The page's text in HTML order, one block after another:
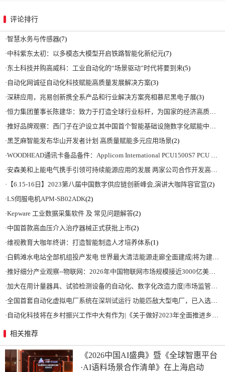
评论排行
·智慧水务与传感器(7)
·中科紫东太初：以多模态大模型开启铁路智能化新纪元(7)
·东土科技并购高威科：工业自动化的“场景驱动”时代将要到来(5)
· 自动化网诚征自动化科技赋能高质量发展解决方案(3)
·深耕应用，兆易创新携全系产品和行业解决方案亮相慕尼黑电子展(3)
·恒力集团董事长陈建华：致力于打造全球行业标杆，为国家的经济高质量发展贡献更大力量|上海电气集团党委书记、董事长吴磊来访
·推好品牌观察：西门子在沪设立其中国首个智能基础设施数字化赋能中心
·黑芝麻智能发布华山开发者计划 高质量赋能多元应用场景(2)
·WOODHEAD通讯卡备品备件：Applicom International PCU1500S7 PCU 1500 S7 V4.5.0
·安森美和上能电气携手引领可持续能源应用的发展 两家公司合作开发高性能储能和太阳能组串式逆变器方案 以实现可持续的未来
· 【6.15-16日】2023第八届中国数字供应链创新峰会,演讲大咖阵容官宣(2)
·LS伺服电机APM-SB02ADK(2)
·Kepware 工业数据采集软件 及 常见问题解答(2)
·中国首款高血压介入治疗器械正式获批上市(2)
·维视教育大咖年终讲：打造智能制造人才培养体系(1)
·白鹤滩水电站全部机组投产发电 世界最大清洁能源走廊全面建成|将为建设新型能源体系、保障国家能源安全、实现“双碳”目标提供有力支撑
·推好细分产业观察--物联网：2026年中国物联网市场规模接近3000亿美元 智慧工厂、智慧城市、智慧电网等将占60%以上
·加大在用计量器具、试验检测设备的自动化、数字化改造力度|市场监管总局 工业和信息化部 关于促进企业计量能力提升的指导意见
·全国首套自动化虚拟电厂系统在深圳试运行 功能匹敌大型电厂，已入选国际典型案例
· 自动化科技将在乡村振兴工作中大有作为|《关于做好2023年全面推进乡村振兴重点工作的意见》发布
相关推荐
《2026中国AI盛典》暨《全球智惠平台
·AI语料场景合作清单》在上海启动